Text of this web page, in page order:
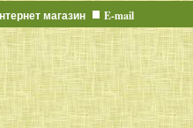
магазин E-mail